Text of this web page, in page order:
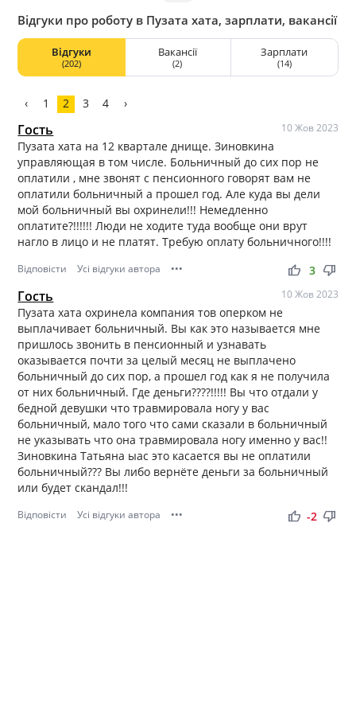
Відгуки про роботу в Пузата хата, зарплати, вакансії
Відгуки
(202)
Вакансії
(2)
Зарплати
(14)
‹ 1 2 3 4 ›
Гость 10 Жов 2023
Пузата хата на 12 квартале днище. Зиновкина
управляющая в том числе. Больничный до сих пор не
оплатили , мне звонят с пенсионного говорят вам не
оплатили больничный а прошел год. Але куда вы дели
мой больничный вы охринели!!! Немедленно
оплатите?!!!!!! Люди не ходите туда вообще они врут
нагло в лицо и не платят. Требую оплату больничного!!!!
Відповісти Усі відгуки автора ••• thumb_up thumb_down
3
Гость 10 Жов 2023
Пузата хата охринела компания тов оперком не
выплачивает больничный. Вы как это называется мне
пришлось звонить в пенсионный и узнавать
оказывается почти за целый месяц не выплачено
больничный до сих пор, а прошел год как я не получила
от них больничный. Где деньги????!!!!! Вы что отдали у
бедной девушки что травмировала ногу у вас
больничный, мало того что сами сказали в больничный
не указывать что она травмировала ногу именно у вас!!
Зиновкина Татьяна ыас это касается вы не оплатили
больничный??? Вы либо вернёте деньги за больничный
или будет скандал!!!
Відповісти Усі відгуки автора ••• thumb_up thumb_down
-2